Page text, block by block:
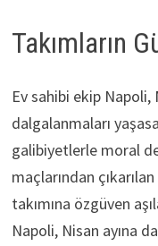
Takımların
Ev sahibi ekip Napoli,
dalgalanmaları
galibiyetlerle moral
maçlarından
takımına özgüven
Napoli, Nisan ayına